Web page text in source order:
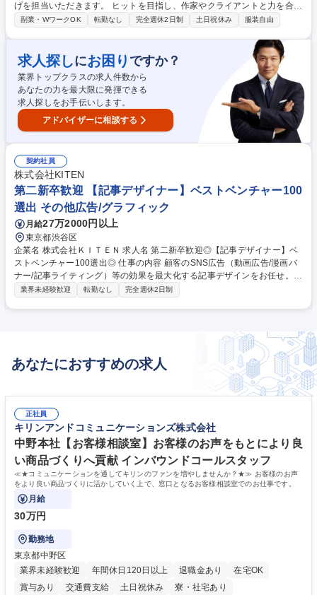
げを担当いただきます。 ヒットを目指し、作家やクライアントと力を合わ
せて一つの作品を生み出すべく幅広い業務をお任せします。 ■市場調査：
イベントやSNSで気になる作家さんへお声がけ ■掲載コミック企画立案：
特定ジャンルの企画から立案までを担当 ■マンガ配信プラットフォームへ
の企画提案 ■プロット/ネーム/完成稿のチェック：スケジュール調整/配信
データ入稿の補助もあり ■原稿入稿作業：完成したデジタルコミックを読
者に届けます！ 募集職種 【マンガ編集者】ドラマ化実績もある編集部／
新規マンガ企画の立ち上げ
副業・WワークOK 転勤なし 完全週休2日制 土日祝休み 服装自由
求人探しにお困り ですか？
業界トップクラスの求人件数から
あなたの力を最大限に発揮できる
求人探しをお手伝いします。
アドバイザーに相談する
契約社員
株式会社KITEN
第二新卒歓迎 【記事デザイナー】ベストベンチャー100
選出 その他広告/グラフィック
月給27万2000円以上
東京都渋谷区
企業名 株式会社ＫＩＴＥＮ 求人名 第二新卒歓迎◎【記事デザイナー】ベ
ストベンチャー100選出◎ 仕事の内容 顧客のSNS広告（動画広告/漫画バ
ナー/記事ライティング）等の効果を最大化する記事デザインをお任せ。将
来的には商材の撮影などもお任せしていく予定です。まずは代理店側でキ
るよう代表が月1回で人生相談を実施◎仕事を通じて自分の人生を変える
という熱い想いを持った仲間が多くいます！代理店で数×業界の幅が広い
からこそ「結果」を出す広告のノウハウを学ぶことが可能◎美容医療や金
業界未経験歓迎 転勤なし 完全週休2日制
あなたにおすすめの求人
正社員
キリンアンドコミュニケーションズ株式会社
中野本社【お客様相談室】お客様のお声をもとにより良
い商品づくりへ貢献 インバウンドコールスタッフ
≪★コミュニケーションを通してキリンのファンを増やしませんか？★≫ お客様のお声
をより良い商品づくりに活かしていく上で、窓口となるお客様相談室でのお仕事です。
月給
30万円
勤務地
東京都中野区
業界未経験歓迎
年間休日120日以上 退職金あり
在宅OK
賞与あり
交通費支給 土日祝休み 寮・社宅あり